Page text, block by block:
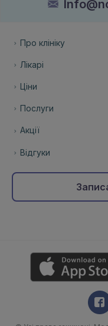
Про клініку
Лікарі
Ціни
Послуги
Акції
Відгуки